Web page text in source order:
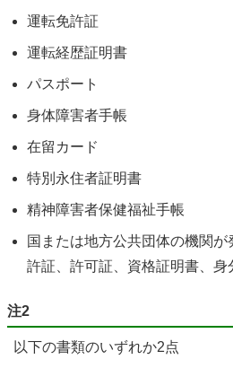
運転免許証
運転経歴証明書
パスポート
身体障害者手帳
在留カード
特別永住者証明書
精神障害者保健福祉手帳
国または地方公共団体の機関
許証、許可証、資格証明書、身
注2
以下の書類のいずれか2点